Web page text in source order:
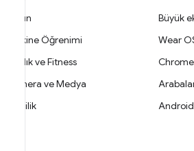
Oyun
Makine Öğrenimi
Sağlık ve Fitness
Kamera ve Medya
Gizlilik
Büyük
Wear